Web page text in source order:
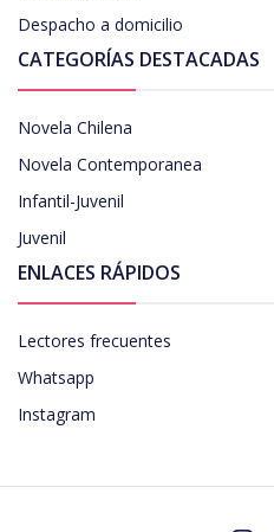
Despacho a domicilio
CATEGORÍAS DESTACADAS
Novela Chilena
Novela Contemporanea
Infantil-Juvenil
Juvenil
ENLACES RÁPIDOS
Lectores frecuentes
Whatsapp
Instagram